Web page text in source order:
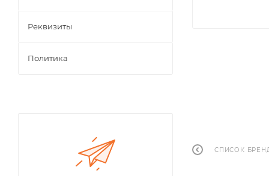
СПИСОК
Реквизиты
Политика